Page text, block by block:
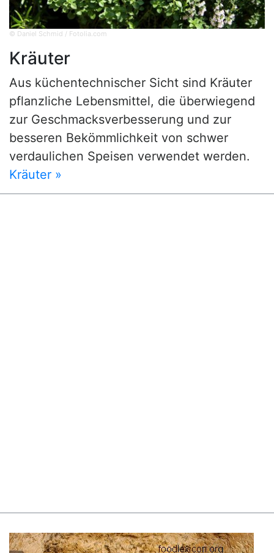
© Daniel Schmid / Fotolia.com
Kräuter
Aus küchentechnischer Sicht sind Kräuter
pflanzliche Lebensmittel, die überwiegend
zur Geschmacksverbesserung und zur
besseren Bekömmlichkeit von schwer
verdaulichen Speisen verwendet werden.
Kräuter »